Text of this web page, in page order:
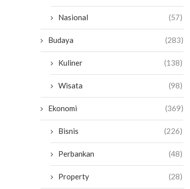
Nasional (57)
Budaya (283)
Kuliner (138)
Wisata (98)
Ekonomi (369)
Bisnis (226)
Perbankan (48)
Property (28)